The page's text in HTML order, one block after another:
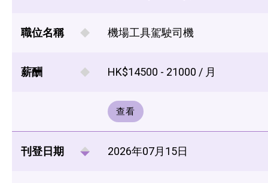
職位名稱 機場工具駕駛司機
薪酬 HK$14500 - 21000 / 月
查看
刊登日期 2026年07月15日